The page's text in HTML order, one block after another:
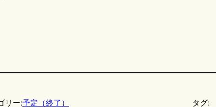
リー:予定（終了） タグ: